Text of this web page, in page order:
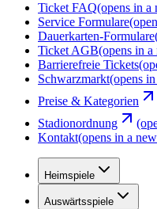
Ticket FAQ(opens in a
Service Formulare
Dauerkarten-Formulare
Ticket AGB(opens in a
Barrierefreie Tickets
Schwarzmarkt(opens
Preise & Kategorien
Stadionordnung
Kontakt(opens in a
Heimspiele
Auswärtsspiele